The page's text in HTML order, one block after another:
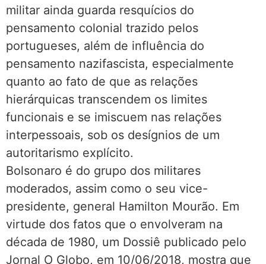
militar ainda guarda resquícios do
pensamento colonial trazido pelos
portugueses, além de influência do
pensamento nazifascista, especialmente
quanto ao fato de que as relações
hierárquicas transcendem os limites
funcionais e se imiscuem nas relações
interpessoais, sob os desígnios de um
autoritarismo explícito.
Bolsonaro é do grupo dos militares
moderados, assim como o seu vice-
presidente, general Hamilton Mourão. Em
virtude dos fatos que o envolveram na
década de 1980, um Dossiê publicado pelo
Jornal O Globo, em 10/06/2018, mostra que